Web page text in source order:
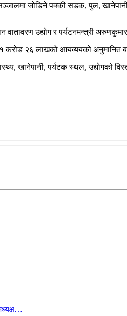
जोडिने पक्की सडक, पुल,
वातावरण उद्योग र पर्यटनमन्त्री
२६ लाखको आयव्ययको अनुमानित
खानेपानी, पर्यटक स्थल,